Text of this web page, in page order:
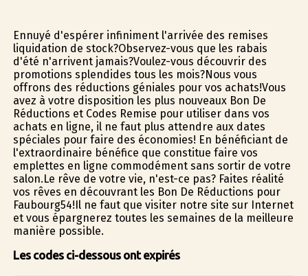
Ennuyé d'espérer infiniment l'arrivée des remises
liquidation de stock?Observez-vous que les rabais
d'été n'arrivent jamais?Voulez-vous découvrir des
promotions splendides tous les mois?Nous vous
offrons des réductions géniales pour vos achats!Vous
avez à votre disposition les plus nouveaux Bon De
Réductions et Codes Remise pour utiliser dans vos
achats en ligne, il ne faut plus attendre aux dates
spéciales pour faire des économies! En bénéficiant de
l'extraordinaire bénéfice que constitue faire vos
emplettes en ligne commodément sans sortir de votre
salon.Le rêve de votre vie, n'est-ce pas? Faites réalité
vos rêves en découvrant les Bon De Réductions pour
Faubourg54!Il ne faut que visiter notre site sur Internet
et vous épargnerez toutes les semaines de la meilleure
manière possible.
Les codes ci-dessous ont expirés